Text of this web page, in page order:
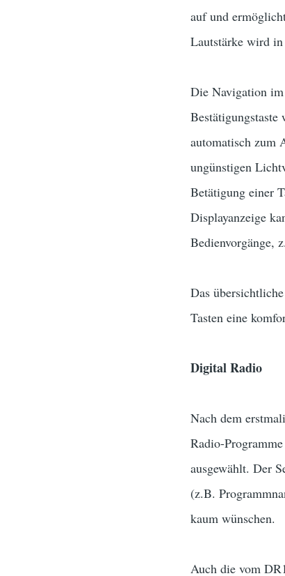
auf und
Lautstärke wird in
Die Navigation
automatisch zum
ungünstigen
Betätigung einer
Displayanzeige
Bedienvorgänge,
Das
Tasten eine
Digital Radio
Nach dem
Radio-
ausgewählt. Der
(z.B.
kaum wünschen.
Auch die vom